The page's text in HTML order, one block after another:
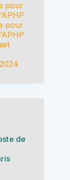
pour
pour
de